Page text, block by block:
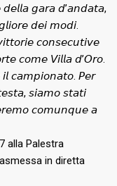
𝘨𝘢𝘳𝘢 𝘥’𝘢𝘯𝘥𝘢𝘵𝘢,
𝘥𝘦𝘪 𝘮𝘰𝘥𝘪.
𝘤𝘰𝘯𝘴𝘦𝘤𝘶𝘵𝘪𝘷𝘦
𝘤𝘰𝘮𝘦 𝘝𝘪𝘭𝘭𝘢 𝘥’𝘖𝘳𝘰.
𝘤𝘢𝘮𝘱𝘪𝘰𝘯𝘢𝘵𝘰. 𝘗𝘦𝘳
𝘴𝘪𝘢𝘮𝘰 𝘴𝘵𝘢𝘵𝘪
𝘤𝘰𝘮𝘶𝘯𝘲𝘶𝘦 𝘢
alla Palestra
in diretta